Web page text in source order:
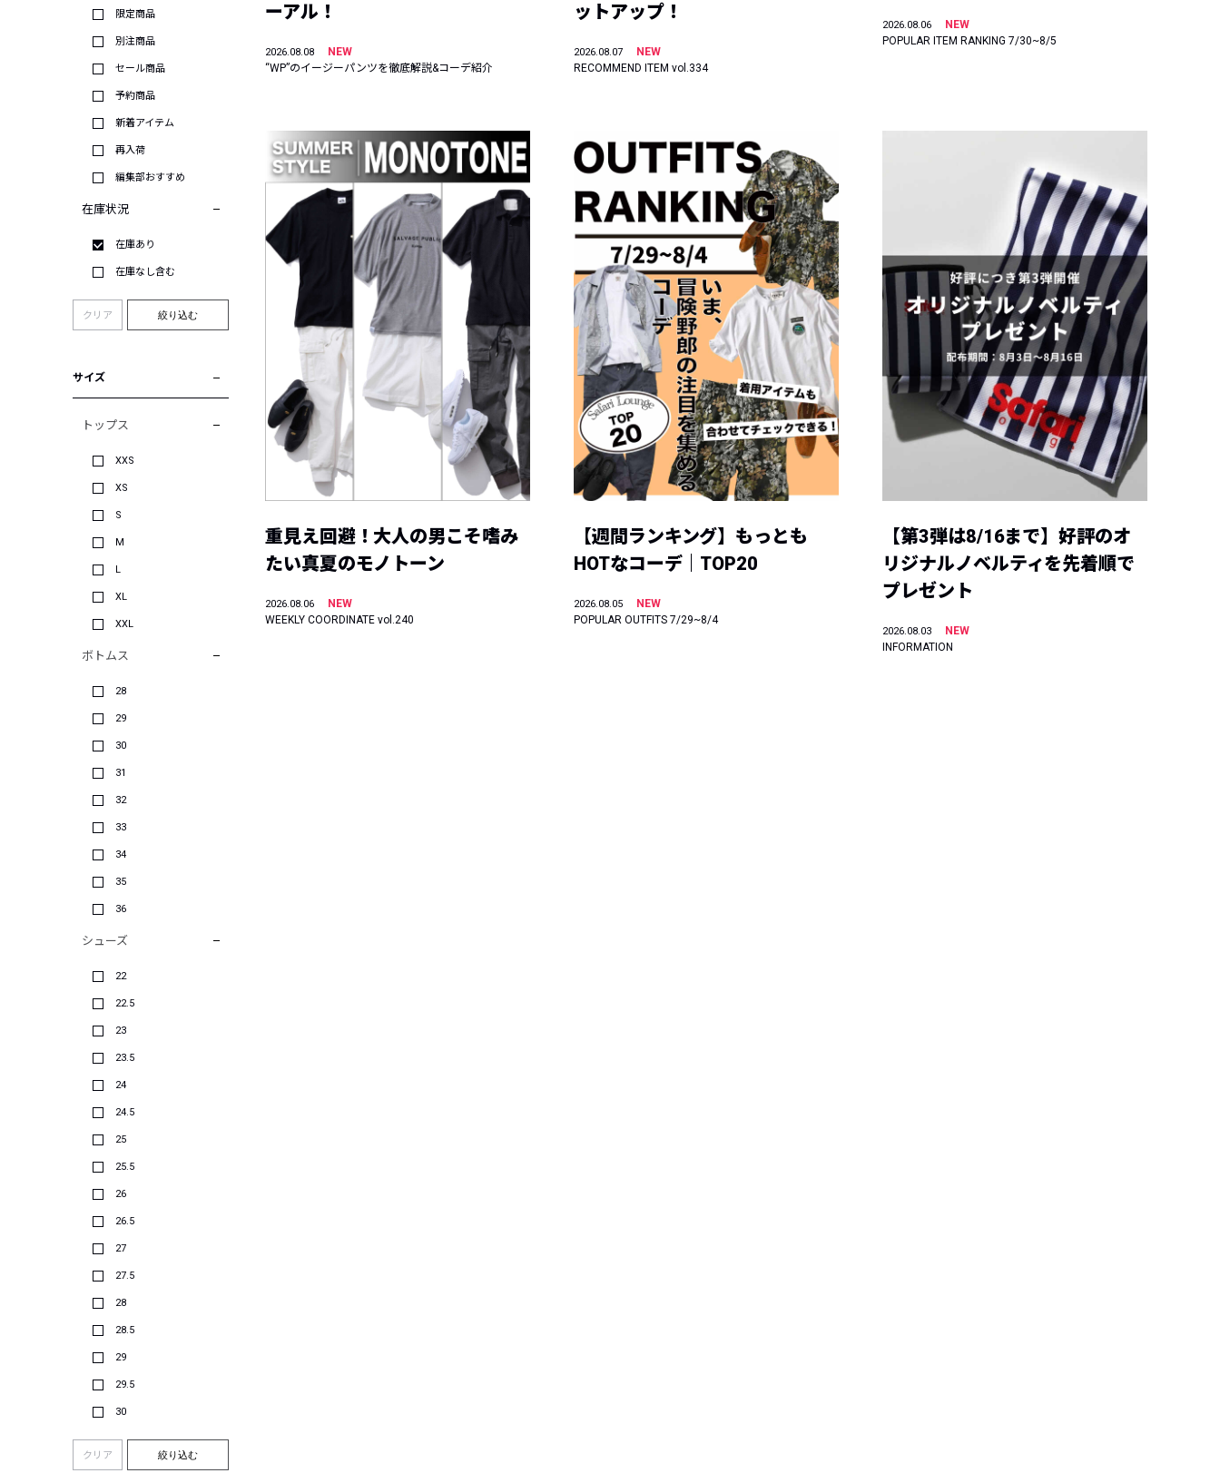
限定商品
別注商品
セール商品
予約商品
新着アイテム
再入荷
編集部おすすめ
在庫状況
在庫あり
在庫なし含む
クリア 絞り込む
サイズ
トップス
XXS
XS
S
M
L
XL
XXL
ボトムス
28
29
30
31
32
33
34
35
36
シューズ
22
22.5
23
23.5
24
24.5
25
25.5
26
26.5
27
27.5
28
28.5
29
29.5
30
クリア 絞り込む
ーアル！
2026.08.08
NEW
“WP”のイージーパンツを徹底解説&コーデ紹介
ットアップ！
2026.08.07
NEW
RECOMMEND ITEM vol.334
2026.08.06
NEW
POPULAR ITEM RANKING 7/30~8/5
重見え回避！大人の男こそ嗜み
たい真夏のモノトーン
2026.08.06
NEW
WEEKLY COORDINATE vol.240
【週間ランキング】もっとも
HOTなコーデ｜TOP20
2026.08.05
NEW
POPULAR OUTFITS 7/29~8/4
【第3弾は8/16まで】好評のオ
リジナルノベルティを先着順で
プレゼント
2026.08.03
NEW
INFORMATION